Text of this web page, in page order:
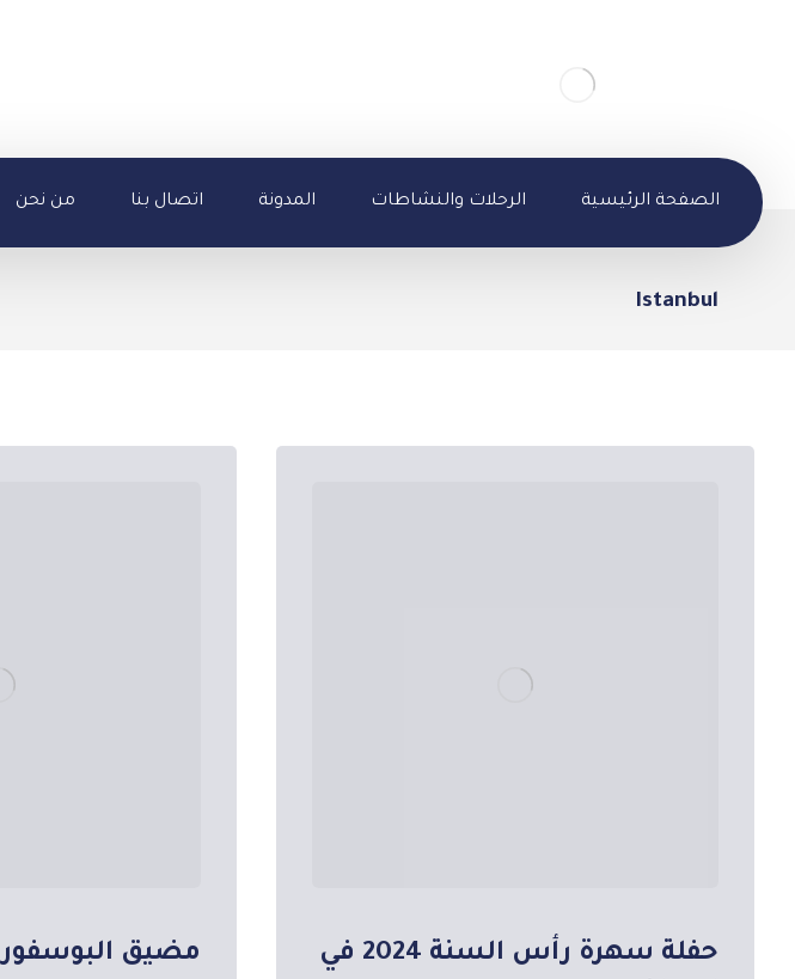
الصفحة الرئيسية الرحلات والنشاطات المدونة اتصال بنا من نحن
Istanbul
حفلة سهرة رأس السنة 2024 في
مضيق البوسفور